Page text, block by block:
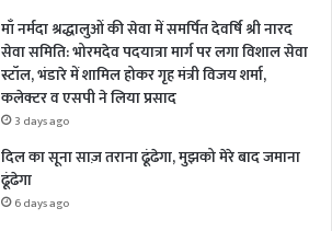
माँ नर्मदा श्रद्धालुओं की सेवा में समर्पित देवर्षि श्री नारद
सेवा समिति: भोरमदेव पदयात्रा मार्ग पर लगा विशाल सेवा
स्टॉल, भंडारे में शामिल होकर गृह मंत्री विजय शर्मा,
कलेक्टर व एसपी ने लिया प्रसाद
3 days ago
दिल का सूना साज़ तराना ढूंढेगा, मुझको मेरे बाद जमाना
ढूंढेगा
6 days ago